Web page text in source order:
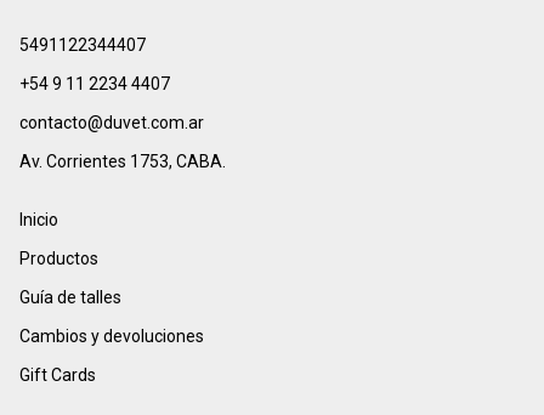
5491122344407
+54 9 11 2234 4407
contacto@duvet.com.ar
Av. Corrientes 1753, CABA.
Inicio
Productos
Guía de talles
Cambios y devoluciones
Gift Cards